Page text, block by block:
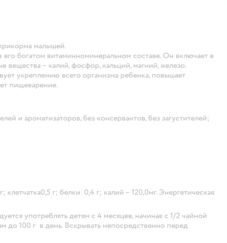
малышей.
богатом витаминноминеральном составе. Он включает в
вещества – калий, фосфор, кальций, магний, железо.
укреплению всего организма ребенка, повышает
пищеварение.
и ароматизаторов, без консервантов, без загустителей;
клетчатка0,5 г; белки 0,4 г; калий – 120,0мг. Энергетическая
употреблять детям с 4 месяцев, начиная с 1/2 чайной
до 100 г в день. Вскрывать непосредственно перед